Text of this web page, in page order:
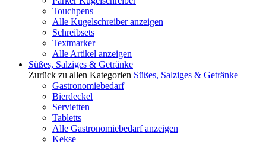
Touchpens
Alle Kugelschreiber anzeigen
Schreibsets
Textmarker
Alle Artikel anzeigen
Süßes, Salziges & Getränke
Zurück zu allen Kategorien Süßes, Salziges & Getränke
Gastronomiebedarf
Bierdeckel
Servietten
Tabletts
Alle Gastronomiebedarf anzeigen
Kekse